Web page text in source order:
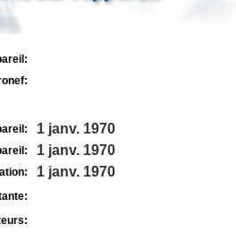
1 janv. 1970
1 janv. 1970
1 janv. 1970